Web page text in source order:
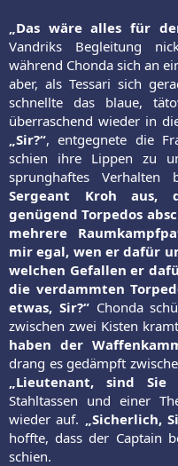
„Das wäre alles für
Vandriks Begleitung
während Chonda sich an
aber, als Tessari sich
schnellte das blaue,
überraschend wieder in
„Sir?“, entgegnete die
schien ihre Lippen zu
sprunghaftes Verhalten
Sergeant Kroh aus,
genügend Torpedos
mehrere
mir egal, wen er dafür
welchen Gefallen er
die verdammten
etwas, Sir?“Chonda
zwischen zwei Kisten
haben der
drang es gedämpft
„Lieutenant, sind Sie
Stahltassen und einer
wieder auf. „Sicherlich,
hoffte, dass der Captain
schien.